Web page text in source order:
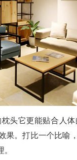
头它更能贴合人
果。打比一个比喻